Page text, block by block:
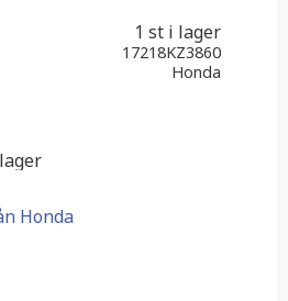
1 st i lager
17218KZ3860
Honda
Honda